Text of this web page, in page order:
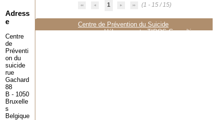
1 (1 - 15 / 15)
Centre de Prévention du Suicide
Hébergement :TIPOS Consulting
Adress
e
Centre
de
Préventi
on du
suicide
rue
Gachard
88
B - 1050
Bruxelle
s
Belgique